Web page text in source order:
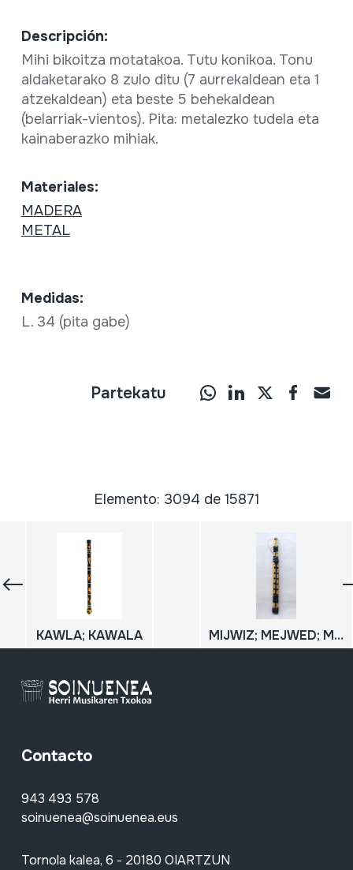
Descripción:
Mihi bikoitza motatakoa. Tutu konikoa. Tonu
aldaketarako 8 zulo ditu (7 aurrekaldean eta 1
atzekaldean) eta beste 5 behekaldean
(belarriak-vientos). Pita: metalezko tudela eta
kainaberazko mihiak.
Materiales:
MADERA
METAL
Medidas:
L. 34 (pita gabe)
Partekatu
Elemento: 3094 de 15871
KAWLA; KAWALA MIJWIZ; MEJWED; MIJWED
Contacto
943 493 578
soinuenea@soinuenea.eus
Tornola kalea, 6 - 20180 OIARTZUN